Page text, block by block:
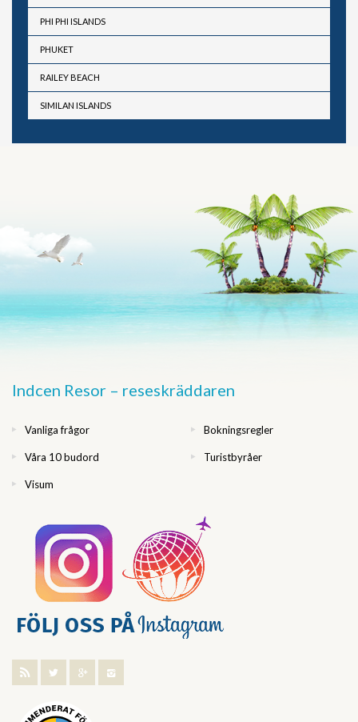
PHI PHI ISLANDS
PHUKET
RAILEY BEACH
SIMILAN ISLANDS
Indcen Resor – reseskräddaren
Vanliga frågor Bokningsregler
Våra 10 budord Turistbyråer
Visum